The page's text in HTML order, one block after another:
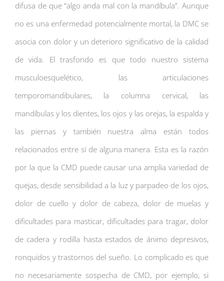
difusa de que “algo anda mal con la mandíbula”. Aunque
no es una enfermedad potencialmente mortal, la DMC se
asocia con dolor y un deterioro significativo de la calidad
de vida. El trasfondo es que todo nuestro sistema
musculoesquelético, las articulaciones
temporomandibulares, la columna cervical, las
mandíbulas y los dientes, los ojos y las orejas, la espalda y
las piernas y también nuestra alma están todos
relacionados entre sí de alguna manera. Esta es la razón
por la que la CMD puede causar una amplia variedad de
quejas, desde sensibilidad a la luz y parpadeo de los ojos,
dolor de cuello y dolor de cabeza, dolor de muelas y
dificultades para masticar, dificultades para tragar, dolor
de cadera y rodilla hasta estados de ánimo depresivos,
ronquidos y trastornos del sueño. Lo complicado es que
no necesariamente sospecha de CMD, por ejemplo, si